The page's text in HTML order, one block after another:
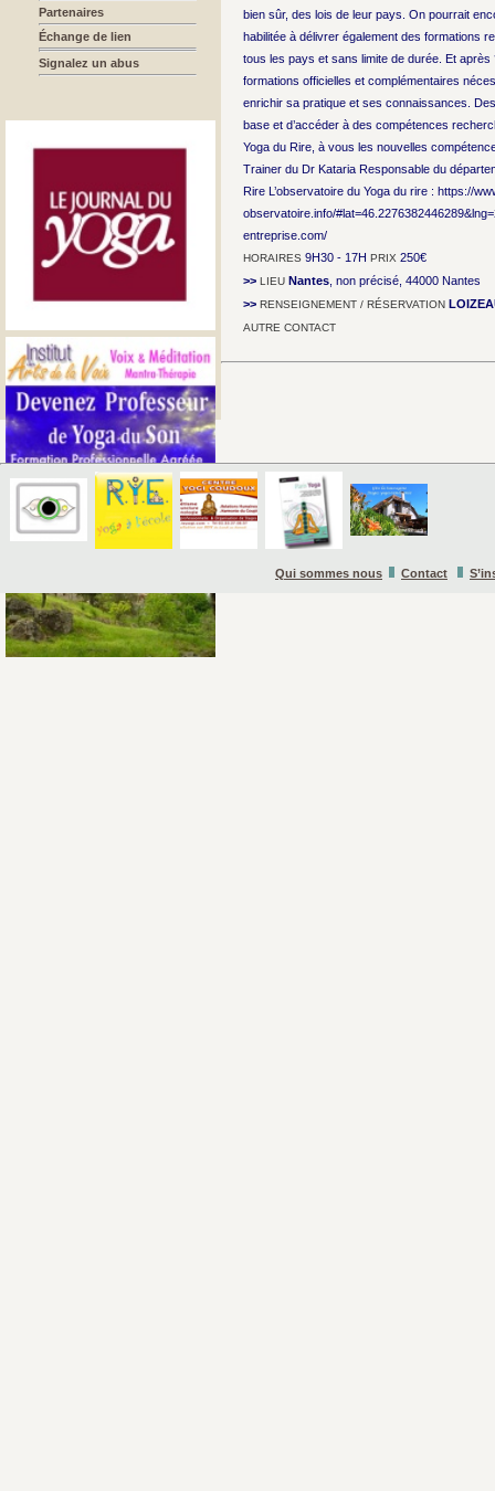
Partenaires
Échange de lien
Signalez un abus
bien sûr, des lois de leur pays. On pourrait
habilitée à délivrer également des formations
tous les pays et sans limite de durée. Et
formations officielles et complémentaires
enrichir sa pratique et ses connaissances.
base et d’accéder à des compétences
Yoga du Rire, à vous les nouvelles
Trainer du Dr Kataria Responsable du
Rire L’observatoire du Yoga du rire : https://
observatoire.info/
entreprise.com/
HORAIRES 9H30 - 17H PRIX 250€
>> LIEU Nantes , non précisé, 44000 Nantes
>> RENSEIGNEMENT / RÉSERVATION
AUTRE CONTACT
Qui sommes nous Contact